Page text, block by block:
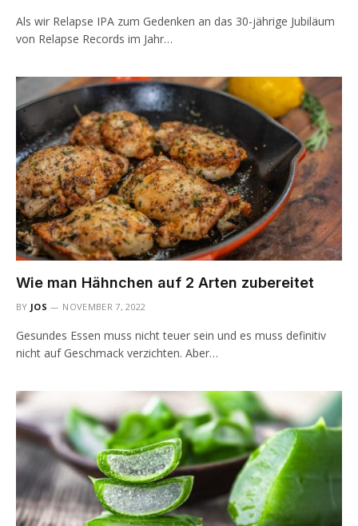
Als wir Relapse IPA zum Gedenken an das 30-jährige Jubiläum
von Relapse Records im Jahr…
Wie man Hähnchen auf 2 Arten zubereitet
BY JOS NOVEMBER 7, 2022
Gesundes Essen muss nicht teuer sein und es muss definitiv
nicht auf Geschmack verzichten. Aber…